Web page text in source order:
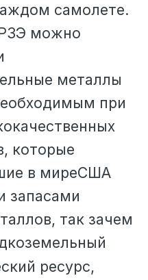
самолете.
можно
металлы
при
которые
в миреСША
запасами
так зачем
ресурс,